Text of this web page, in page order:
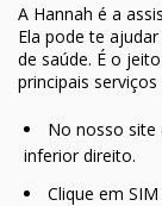
A Hannah é a
Ela pode te
de saúde. É o
principais
No nosso site
inferior direito.
Clique em